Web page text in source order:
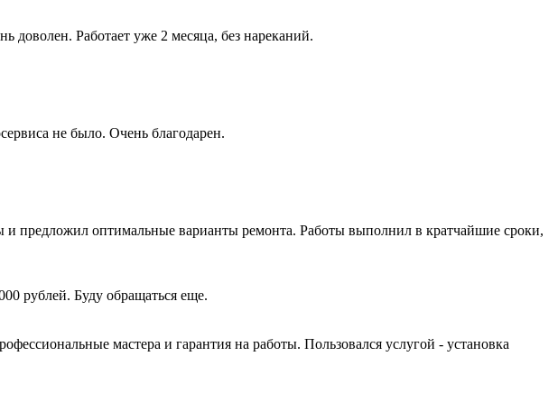
Работает уже 2 месяца, без нареканий.
не было. Очень благодарен.
предложил оптимальные варианты ремонта. Работы выполнил в кратчайшие сроки,
рублей. Буду обращаться еще.
мастера и гарантия на работы. Пользовался услугой - установка